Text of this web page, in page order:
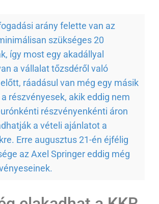
arány felette van az
szükséges 20
így most egy akadállyal
a vállalat tőzsdéről való
ráadásul van még egy másik
a részvényesek, akik eddig nem
részvényenkénti áron
a vételi ajánlatot a
Erre augusztus 21-én éjfélig
az Axel Springer eddig még